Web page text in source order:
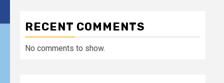
RECENT COMMENTS
No comments to show.